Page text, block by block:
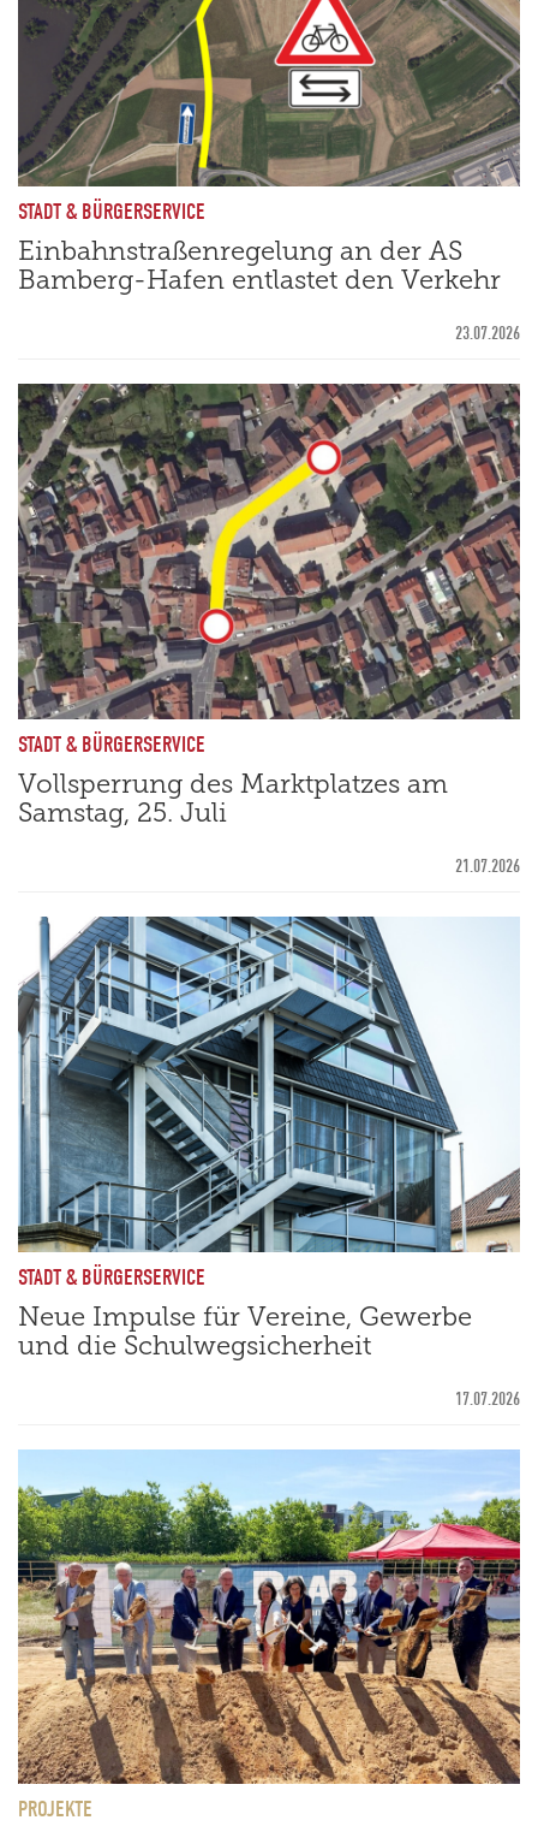
STADT & BÜRGERSERVICE
Einbahnstraßenregelung an der AS
Bamberg-Hafen entlastet den Verkehr
23.07.2026
STADT & BÜRGERSERVICE
Vollsperrung des Marktplatzes am
Samstag, 25. Juli
21.07.2026
STADT & BÜRGERSERVICE
Neue Impulse für Vereine, Gewerbe
und die Schulwegsicherheit
17.07.2026
PROJEKTE